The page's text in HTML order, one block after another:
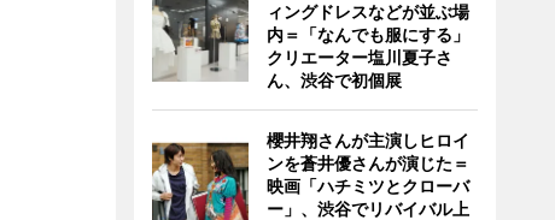
ィングドレスなどが並ぶ場
内＝「なんでも服にする」
クリエーター塩川夏子さ
ん、渋谷で初個展
櫻井翔さんが主演しヒロイ
ンを蒼井優さんが演じた＝
映画「ハチミツとクローバ
ー」、渋谷でリバイバル上